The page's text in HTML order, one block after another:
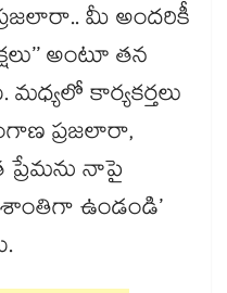
మీ అందరికీ
అంటూ తన
కార్యకర్తలు
ప్రజలారా,
నాపై
ఉండండి’